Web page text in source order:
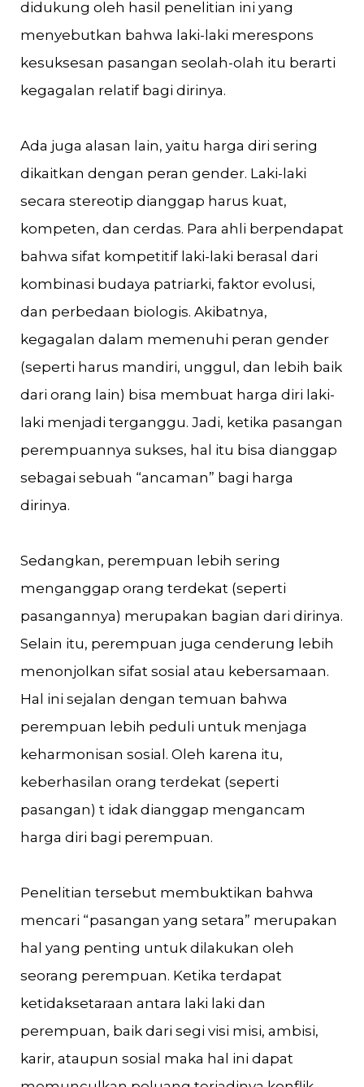
didukung oleh hasil penelitian ini yang
menyebutkan bahwa laki-laki merespons
kesuksesan pasangan seolah-olah itu berarti
kegagalan relatif bagi dirinya.
Ada juga alasan lain, yaitu harga diri sering
dikaitkan dengan peran gender. Laki-laki
secara stereotip dianggap harus kuat,
kompeten, dan cerdas. Para ahli berpendapat
bahwa sifat kompetitif laki-laki berasal dari
kombinasi budaya patriarki, faktor evolusi,
dan perbedaan biologis. Akibatnya,
kegagalan dalam memenuhi peran gender
(seperti harus mandiri, unggul, dan lebih baik
dari orang lain) bisa membuat harga diri laki-
laki menjadi terganggu. Jadi, ketika pasangan
perempuannya sukses, hal itu bisa dianggap
sebagai sebuah “ancaman” bagi harga
dirinya.
Sedangkan, perempuan lebih sering
menganggap orang terdekat (seperti
pasangannya) merupakan bagian dari dirinya.
Selain itu, perempuan juga cenderung lebih
menonjolkan sifat sosial atau kebersamaan.
Hal ini sejalan dengan temuan bahwa
perempuan lebih peduli untuk menjaga
keharmonisan sosial. Oleh karena itu,
keberhasilan orang terdekat (seperti
pasangan) t idak dianggap mengancam
harga diri bagi perempuan.
Penelitian tersebut membuktikan bahwa
mencari “pasangan yang setara” merupakan
hal yang penting untuk dilakukan oleh
seorang perempuan. Ketika terdapat
ketidaksetaraan antara laki laki dan
perempuan, baik dari segi visi misi, ambisi,
karir, ataupun sosial maka hal ini dapat